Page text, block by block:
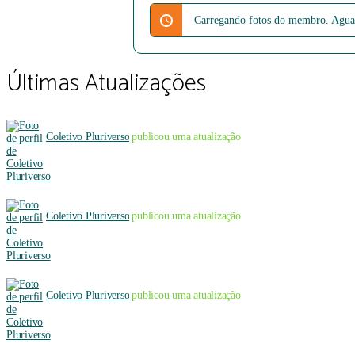
Carregando fotos do membro.
Últimas Atualizações
Coletivo Pluriverso publicou uma atualização
Coletivo Pluriverso publicou uma atualização
Coletivo Pluriverso publicou uma atualização